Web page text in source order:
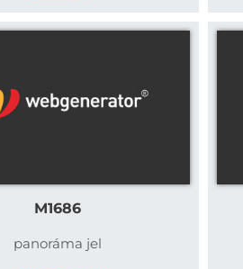
M1686
panoráma jel